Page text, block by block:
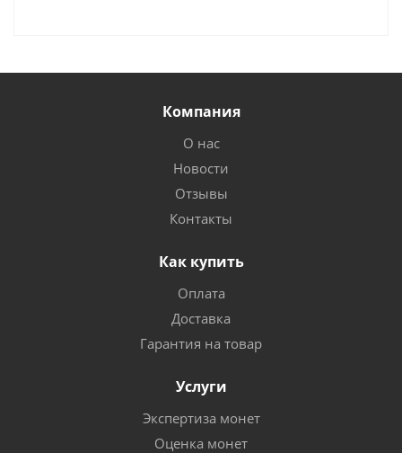
Компания
О нас
Новости
Отзывы
Контакты
Как купить
Оплата
Доставка
Гарантия на товар
Услуги
Экспертиза монет
Оценка монет